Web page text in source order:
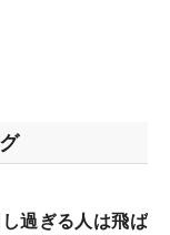
過ぎる人は飛ば